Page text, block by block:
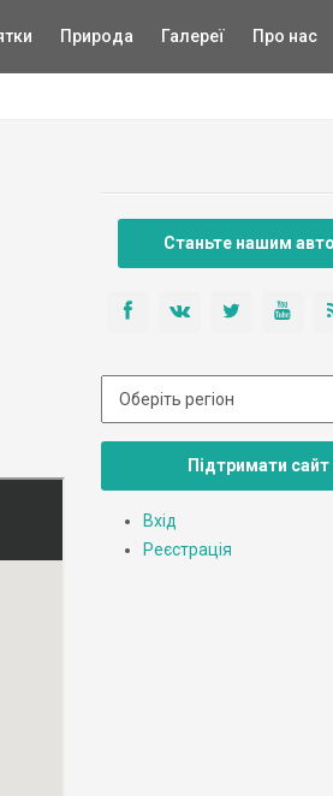
Природа Галереї Про нас
Станьте нашим
Підтримати сайт
Вхід
Реєстрація